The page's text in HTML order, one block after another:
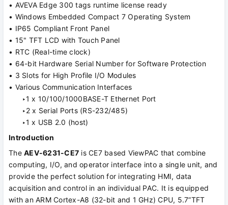
• AVEVA Edge 300 tags runtime license ready
• Windows Embedded Compact 7 Operating System
• IP65 Compliant Front Panel
• 15" TFT LCD with Touch Panel
• RTC (Real-time clock)
• 64-bit Hardware Serial Number for Software Protection
• 3 Slots for High Profile I/O Modules
• Various Communication Interfaces
‣1 x 10/100/1000BASE-T Ethernet Port
‣2 x Serial Ports (RS-232/485)
‣1 x USB 2.0 (host)
Introduction
The AEV-6231-CE7 is CE7 based ViewPAC that combine
computing, I/O, and operator interface into a single unit, and
provide the perfect solution for integrating HMI, data
acquisition and control in an individual PAC. It is equipped
with an ARM Cortex-A8 (32-bit and 1 GHz) CPU, 5.7”TFT